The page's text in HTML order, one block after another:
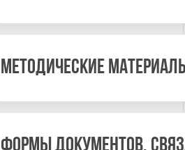
МЕТОДИЧЕСКИЕ